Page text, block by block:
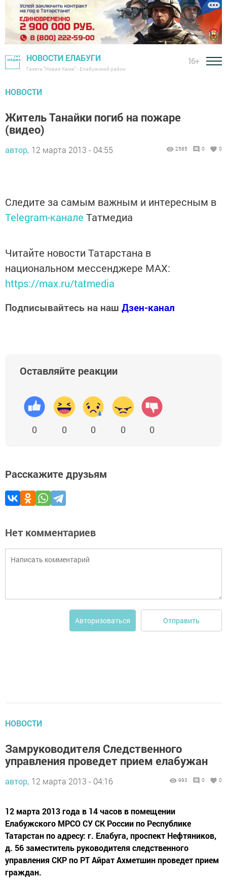
НОВОСТИ ЕЛАБУГИ
Газета "Новая Кама" - Елабужский район
16+
НОВОСТИ
Житель Танайки погиб на пожаре
(видео)
автор, 12 марта 2013 - 04:55 2585 0 0
Следите за самым важным и интересным в
Telegram-канале Татмедиа
Читайте новости Татарстана в
национальном мессенджере MАХ:
https://max.ru/tatmedia
Подписывайтесь на наш Дзен-канал
Оставляйте реакции
0 0 0 0 0
Расскажите друзьям
Нет комментариев
Авторизоваться Отправить
НОВОСТИ
Замруководителя Следственного
управления проведет прием елабужан
автор, 12 марта 2013 - 04:16 993 0 0
12 марта 2013 года в 14 часов в помещении
Елабужского МРСО СУ СК России по Республике
Татарстан по адресу: г. Елабуга, проспект Нефтяников,
д. 56 заместитель руководителя следственного
управления СКР по РТ Айрат Ахметшин проведет прием
граждан.